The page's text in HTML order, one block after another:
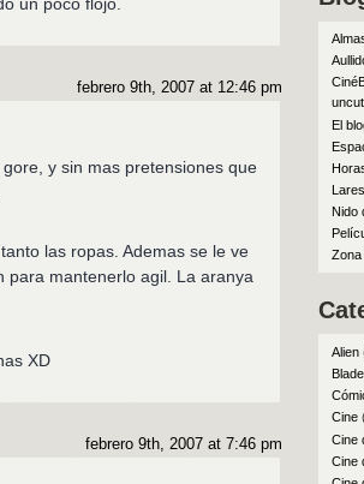
un poco flojo.
febrero 9th, 2007 at 12:46 pm
y sin mas pretensiones que
las ropas. Ademas se le ve
para mantenerlo agil. La aranya
XD
febrero 9th, 2007 at 7:46 pm
El
Nido
Zona
Alien
Cine
Cine
Cine